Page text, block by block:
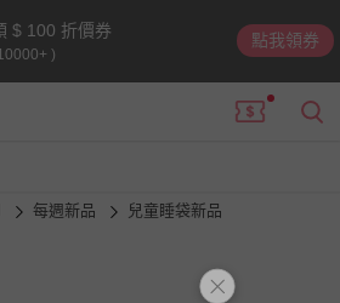
$ 100 折價券
)
點我領券
每週新品 兒童睡袋新品